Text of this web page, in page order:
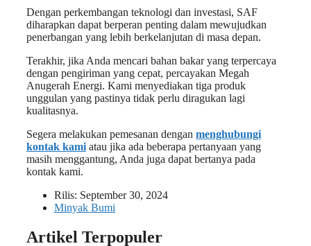
Dengan perkembangan teknologi dan investasi, SAF
diharapkan dapat berperan penting dalam mewujudkan
penerbangan yang lebih berkelanjutan di masa depan.
Terakhir, jika Anda mencari bahan bakar yang terpercaya
dengan pengiriman yang cepat, percayakan Megah
Anugerah Energi. Kami menyediakan tiga produk
unggulan yang pastinya tidak perlu diragukan lagi
kualitasnya.
Segera melakukan pemesanan dengan menghubungi
kontak kami atau jika ada beberapa pertanyaan yang
masih menggantung, Anda juga dapat bertanya pada
kontak kami.
Rilis: September 30, 2024
Minyak Bumi
Artikel Terpopuler